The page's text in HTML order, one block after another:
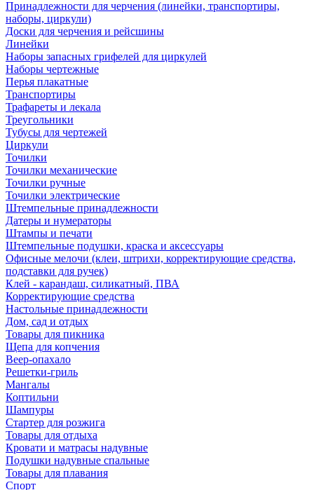
Принадлежности для черчения (линейки, транспортиры,
наборы, циркули)
Доски для черчения и рейсшины
Линейки
Наборы запасных грифелей для циркулей
Наборы чертежные
Перья плакатные
Транспортиры
Трафареты и лекала
Треугольники
Тубусы для чертежей
Циркули
Точилки
Точилки механические
Точилки ручные
Точилки электрические
Штемпельные принадлежности
Датеры и нумераторы
Штампы и печати
Штемпельные подушки, краска и аксессуары
Офисные мелочи (клеи, штрихи, корректирующие средства,
подставки для ручек)
Клей - карандаш, силикатный, ПВА
Корректирующие средства
Настольные принадлежности
Дом, сад и отдых
Товары для пикника
Щепа для копчения
Веер-опахало
Решетки-гриль
Мангалы
Коптильни
Шампуры
Стартер для розжига
Товары для отдыха
Кровати и матрасы надувные
Подушки надувные спальные
Товары для плавания
Спорт